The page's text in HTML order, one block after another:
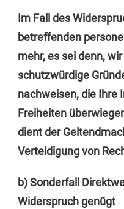
Im Fall des
betreffenden
mehr, es sei denn,
schutzwürdige
nachweisen, die Ihre
Freiheiten
dient der
Verteidigung von
b) Sonderfall
Widerspruch genügt